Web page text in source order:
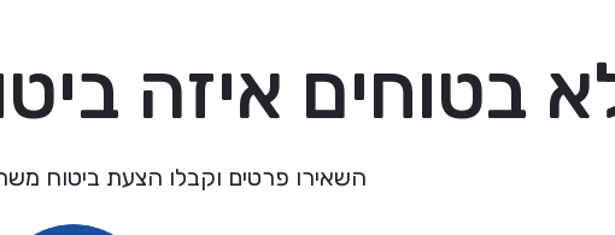
בטוחים איזה
השאירו פרטים וקבלו הצעת ביטוח